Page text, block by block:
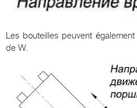
Les bouteilles peuvent
de W.